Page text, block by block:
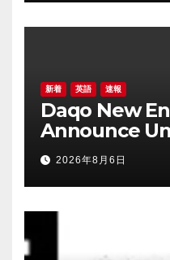
新着 英語 速報
Daqo New
Announce
Financial
Second
August 20,
2026年8月6日